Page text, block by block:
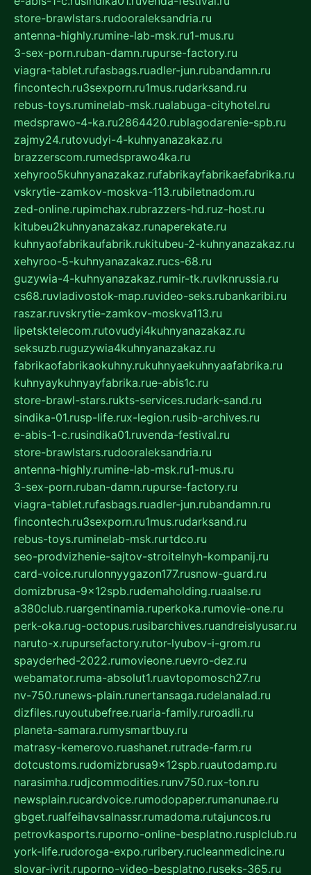
store-brawlstars.rudooraleksandria.ru
antenna-highly.rumine-lab-msk.ru1-mus.ru
3-sex-porn.ruban-damn.rupurse-factory.ru
viagra-tablet.rufasbags.ruadler-jun.rubandamn.ru
fincontech.ru3sexporn.ru1mus.rudarksand.ru
rebus-toys.ruminelab-msk.rualabuga-cityhotel.ru
medsprawo-4-ka.ru2864420.rublagodarenie-spb.ru
zajmy24.rutovudyi-4-kuhnyanazakaz.ru
brazzerscom.rumedsprawo4ka.ru
xehyroo5kuhnyanazakaz.rufabrikayfabrikaefabrika.ru
vskrytie-zamkov-moskva-113.rubiletnadom.ru
zed-online.rupimchax.rubrazzers-hd.ruz-host.ru
kitubeu2kuhnyanazakaz.runaperekate.ru
kuhnyaofabrikaufabrik.rukitubeu-2-kuhnyanazakaz.ru
xehyroo-5-kuhnyanazakaz.rucs-68.ru
guzywia-4-kuhnyanazakaz.rumir-tk.ruvlknrussia.ru
cs68.ruvladivostok-map.ruvideo-seks.rubankaribi.ru
raszar.ruvskrytie-zamkov-moskva113.ru
lipetsktelecom.rutovudyi4kuhnyanazakaz.ru
seksuzb.ruguzywia4kuhnyanazakaz.ru
fabrikaofabrikaokuhny.rukuhnyaekuhnyaafabrika.ru
kuhnyaykuhnyayfabrika.rue-abis1c.ru
store-brawl-stars.rukts-services.rudark-sand.ru
sindika-01.rusp-life.rux-legion.rusib-archives.ru
e-abis-1-c.rusindika01.ruvenda-festival.ru
store-brawlstars.rudooraleksandria.ru
antenna-highly.rumine-lab-msk.ru1-mus.ru
3-sex-porn.ruban-damn.rupurse-factory.ru
viagra-tablet.rufasbags.ruadler-jun.rubandamn.ru
fincontech.ru3sexporn.ru1mus.rudarksand.ru
rebus-toys.ruminelab-msk.rurtdco.ru
seo-prodvizhenie-sajtov-stroitelnyh-kompanij.ru
card-voice.rurulonnyygazon177.rusnow-guard.ru
domizbrusa-9x12spb.rudemaholding.ruaalse.ru
a380club.ruargentinamia.ruperkoka.rumovie-one.ru
perk-oka.rug-octopus.rusibarchives.ruandreislyusar.ru
naruto-x.rupursefactory.rutor-lyubov-i-grom.ru
spayderhed-2022.rumovieone.ruevro-dez.ru
webamator.ruma-absolut1.ruavtopomosch27.ru
nv-750.runews-plain.runertansaga.rudelanalad.ru
dizfiles.ruyoutubefree.ruaria-family.ruroadli.ru
planeta-samara.rumysmartbuy.ru
matrasy-kemerovo.ruashanet.rutrade-farm.ru
dotcustoms.rudomizbrusa9x12spb.ruautodamp.ru
narasimha.rudjcommodities.runv750.rux-ton.ru
newsplain.rucardvoice.rumodopaper.rumanunae.ru
gbget.rualfeihavsalnassr.rumadoma.rutajuncos.ru
petrovkasports.ruporno-online-besplatno.rusplclub.ru
york-life.rudoroga-expo.ruribery.rucleanmedicine.ru
slovar-ivrit.ruporno-video-besplatno.ruseks-365.ru